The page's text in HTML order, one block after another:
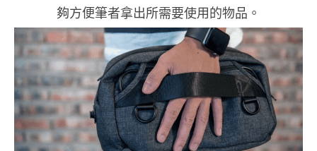
夠方便筆者拿出所需要使用的物品。